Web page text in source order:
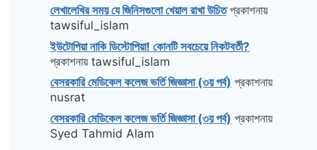
লেখালেখির সময় যে জিনিসগুলো খেয়াল রাখা উচিতপ্রকাশনায়
tawsiful_islam
ইউটোপিয়া নাকি ডিস্টোপিয়া! কোনটি সবচেয়ে নিকটবর্তী?
প্রকাশনায়tawsiful_islam
বেসরকারি মেডিকেল কলেজ ভর্তি জিজ্ঞাসা (৩য় পর্ব) প্রকাশনায়
nusrat
বেসরকারি মেডিকেল কলেজ ভর্তি জিজ্ঞাসা (৩য় পর্ব) প্রকাশনায়
Syed Tahmid Alam